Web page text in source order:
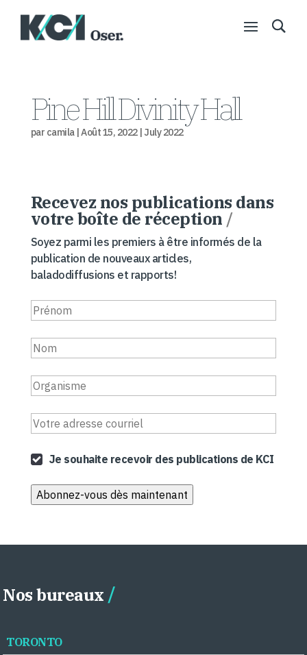
Pine Hill Divinity Hall
par camila|Août 15, 2022| July 2022
Recevez nos publications dans
votre boîte de réception /
Soyez parmi les premiers à être informés de la
publication de nouveaux articles,
baladodiffusions et rapports!
Je souhaite recevoir des publications de KCI
Nos bureaux
TORONTO